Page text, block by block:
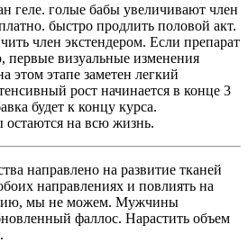
геле. голые бабы увеличивают член
быстро продлить половой акт.
член экстендером. Если препарат
первые визуальные изменения
этом этапе заметен легкий
рост начинается в конце 3
будет к концу курса.
остаются на всю жизнь.
направлено на развитие тканей
направлениях и повлиять на
мы не можем. Мужчины
фаллос. Нарастить объем